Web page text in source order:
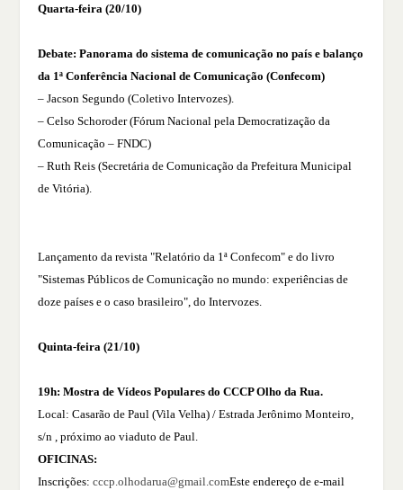
Quarta-feira (20/10)
Debate: Panorama do sistema de comunicação no país e balanço
da 1ª Conferência Nacional de Comunicação (Confecom)
– Jacson Segundo (Coletivo Intervozes).
– Celso Schoroder (Fórum Nacional pela Democratização da
Comunicação – FNDC)
– Ruth Reis (Secretária de Comunicação da Prefeitura Municipal
de Vitória).
Lançamento da revista "Relatório da 1ª Confecom" e do livro
"Sistemas Públicos de Comunicação no mundo: experiências de
doze países e o caso brasileiro", do Intervozes.
Quinta-feira (21/10)
19h: Mostra de Vídeos Populares do CCCP Olho da Rua.
Local: Casarão de Paul (Vila Velha) / Estrada Jerônimo Monteiro,
s/n , próximo ao viaduto de Paul.
OFICINAS:
Inscrições:cccp.olhodarua@gmail.comEste endereço de e-mail